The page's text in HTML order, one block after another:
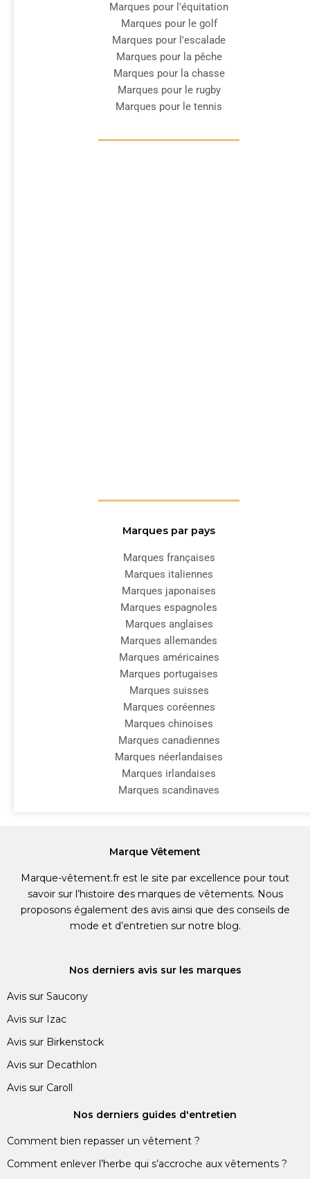
Marques pour l'équitation
Marques pour le golf
Marques pour l'escalade
Marques pour la pêche
Marques pour la chasse
Marques pour le rugby
Marques pour le tennis
Marques par pays
Marques françaises
Marques italiennes
Marques japonaises
Marques espagnoles
Marques anglaises
Marques allemandes
Marques américaines
Marques portugaises
Marques suisses
Marques coréennes
Marques chinoises
Marques canadiennes
Marques néerlandaises
Marques irlandaises
Marques scandinaves
Marque Vêtement
Marque-vêtement.fr est le site par excellence pour tout
savoir sur l’histoire des marques de vêtements. Nous
proposons également des avis ainsi que des conseils de
mode et d’entretien sur notre blog.
Nos derniers avis sur les marques
Avis sur Saucony
Avis sur Izac
Avis sur Birkenstock
Avis sur Decathlon
Avis sur Caroll
Nos derniers guides d'entretien
Comment bien repasser un vêtement ?
Comment enlever l’herbe qui s’accroche aux vêtements ?